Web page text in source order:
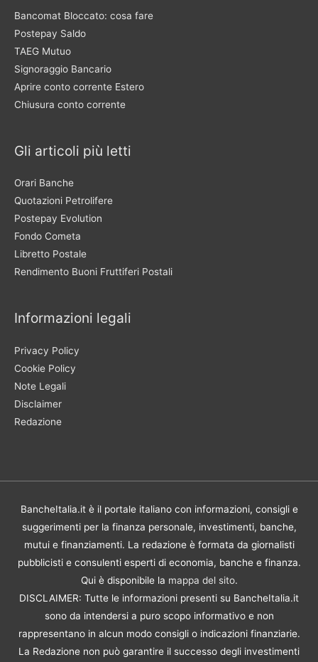
Bancomat Bloccato: cosa fare
Postepay Saldo
TAEG Mutuo
Signoraggio Bancario
Aprire conto corrente Estero
Chiusura conto corrente
Gli articoli più letti
Orari Banche
Quotazioni Petrolifere
Postepay Evolution
Fondo Cometa
Libretto Postale
Rendimento Buoni Fruttiferi Postali
Informazioni legali
Privacy Policy
Cookie Policy
Note Legali
Disclaimer
Redazione
BancheItalia.it è il portale italiano con informazioni, consigli e
suggerimenti per la finanza personale, investimenti, banche,
mutui e finanziamenti. La redazione è formata da giornalisti
pubblicisti e consulenti esperti di economia, banche e finanza.
Qui è disponibile la mappa del sito.
DISCLAIMER: Tutte le informazioni presenti su BancheItalia.it
sono da intendersi a puro scopo informativo e non
rappresentano in alcun modo consigli o indicazioni finanziarie.
La Redazione non può garantire il successo degli investimenti